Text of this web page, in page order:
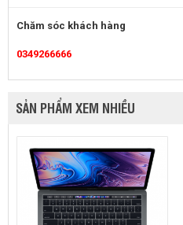
Chăm sóc khách hàng
0349266666
SẢN PHẨM XEM NHIỀU